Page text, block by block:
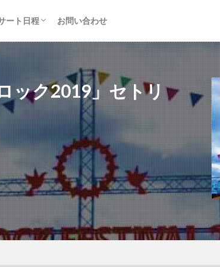
ジャニーズ)
ート日程
リ・まとめ
ブレポ
ド枠
お問い合わせ
ック2019」セトリ